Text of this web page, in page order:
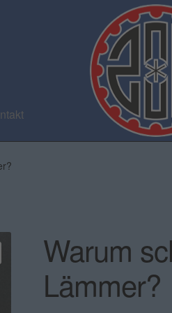
Warum
Lämmer?